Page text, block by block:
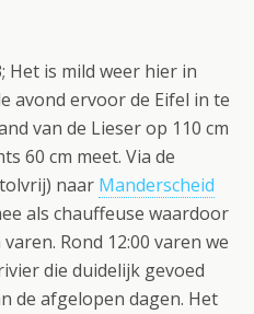
Het is mild weer hier in
avond ervoor de Eifel in te
van de Lieser op 110 cm
60 cm meet. Via de
naar Manderscheid
als chauffeuse waardoor
Rond 12:00 varen we
die duidelijk gevoed
de afgelopen dagen. Het